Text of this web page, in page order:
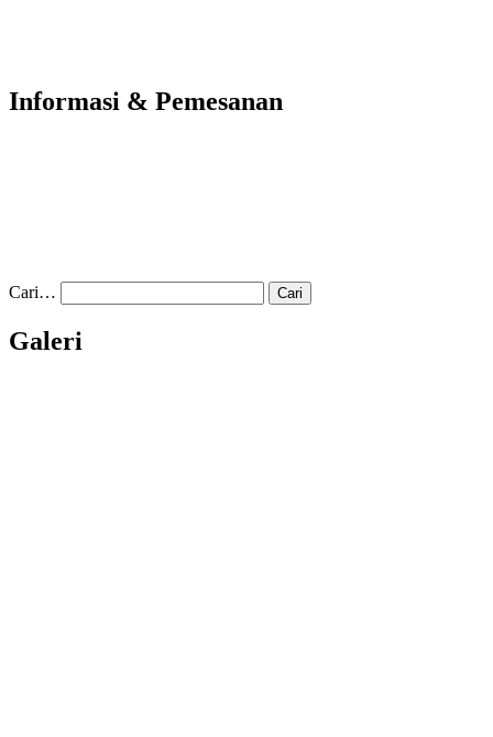
Informasi & Pemesanan
Cari…
Galeri